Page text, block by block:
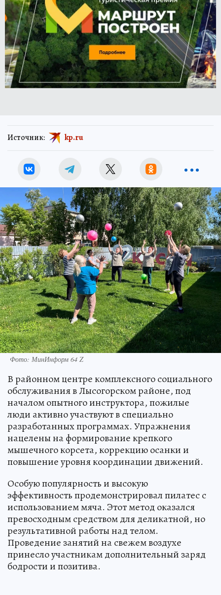
Источник: kp.ru
Фото: МинИнформ 64 Z
В районном центре комплексного социального
обслуживания в Лысогорском районе, под
началом опытного инструктора, пожилые
люди активно участвуют в специально
разработанных программах. Упражнения
нацелены на формирование крепкого
мышечного корсета, коррекцию осанки и
повышение уровня координации движений.
Особую популярность и высокую
эффективность продемонстрировал пилатес с
использованием мяча. Этот метод оказался
превосходным средством для деликатной, но
результативной работы над телом.
Проведение занятий на свежем воздухе
принесло участникам дополнительный заряд
бодрости и позитива.